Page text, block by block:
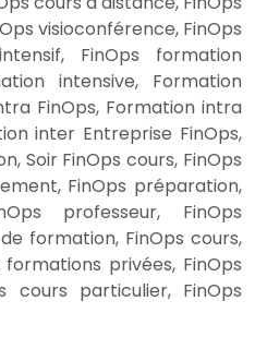
visioconférence, FinOps
FinOps formation
intensive, Formation
FinOps, Formation intra
inter Entreprise FinOps,
Soir FinOps cours, FinOps
FinOps préparation,
professeur, FinOps
formation, FinOps cours,
privées, FinOps
cours particulier, FinOps